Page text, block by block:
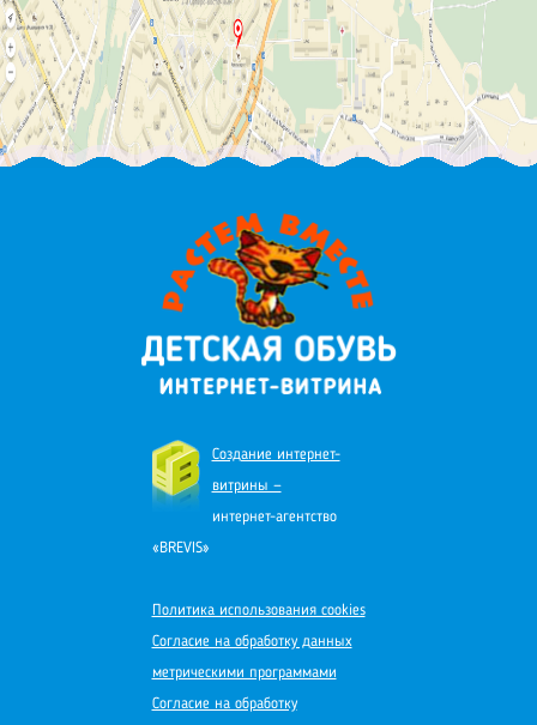
Создание интернет-
витрины —
интернет-агентство
«BREVIS»
Политика использования cookies
Согласие на обработку данных
метрическими программами
Согласие на обработку